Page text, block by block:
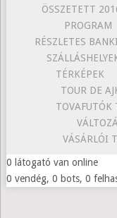
ÖSSZETETT
PROGRAM
RÉSZLETES
TÉRKÉPEK
TOUR DE
TOVAFUTÓK
VÁSÁRLÓI
0 látogató van online
0 vendég, 0 bots, 0